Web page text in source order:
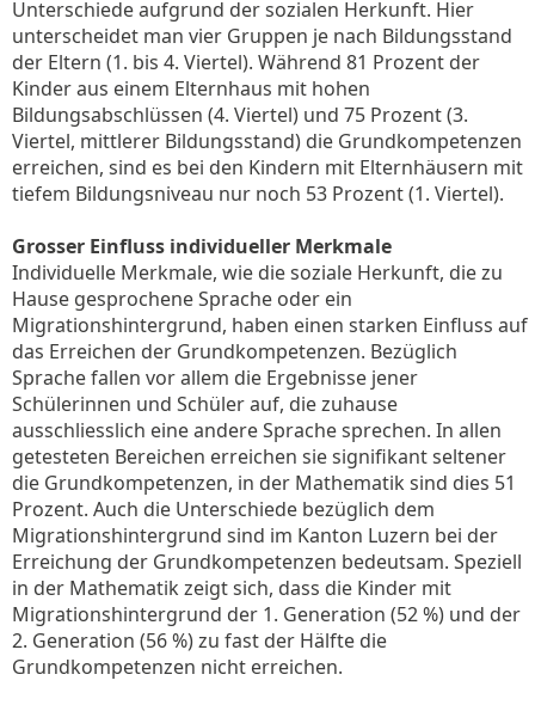
Unterschiede aufgrund der sozialen Herkunft. Hier
unterscheidet man vier Gruppen je nach Bildungsstand
der Eltern (1. bis 4. Viertel). Während 81 Prozent der
Kinder aus einem Elternhaus mit hohen
Bildungsabschlüssen (4. Viertel) und 75 Prozent (3.
Viertel, mittlerer Bildungsstand) die Grundkompetenzen
erreichen, sind es bei den Kindern mit Elternhäusern mit
tiefem Bildungsniveau nur noch 53 Prozent (1. Viertel).
Grosser Einfluss individueller Merkmale
Individuelle Merkmale, wie die soziale Herkunft, die zu
Hause gesprochene Sprache oder ein
Migrationshintergrund, haben einen starken Einfluss auf
das Erreichen der Grundkompetenzen. Bezüglich
Sprache fallen vor allem die Ergebnisse jener
Schülerinnen und Schüler auf, die zuhause
ausschliesslich eine andere Sprache sprechen. In allen
getesteten Bereichen erreichen sie signifikant seltener
die Grundkompetenzen, in der Mathematik sind dies 51
Prozent. Auch die Unterschiede bezüglich dem
Migrationshintergrund sind im Kanton Luzern bei der
Erreichung der Grundkompetenzen bedeutsam. Speziell
in der Mathematik zeigt sich, dass die Kinder mit
Migrationshintergrund der 1. Generation (52 %) und der
2. Generation (56 %) zu fast der Hälfte die
Grundkompetenzen nicht erreichen.